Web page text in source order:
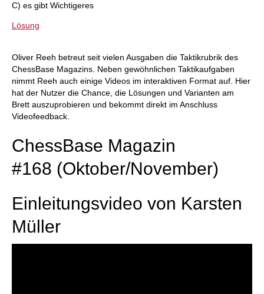
C) es gibt Wichtigeres
Lösung
Oliver Reeh betreut seit vielen Ausgaben die Taktikrubrik des
ChessBase Magazins. Neben gewöhnlichen Taktikaufgaben
nimmt Reeh auch einige Videos im interaktiven Format auf. Hier
hat der Nutzer die Chance, die Lösungen und Varianten am
Brett auszuprobieren und bekommt direkt im Anschluss
Videofeedback.
ChessBase Magazin
#168 (Oktober/November)
Einleitungsvideo von Karsten
Müller